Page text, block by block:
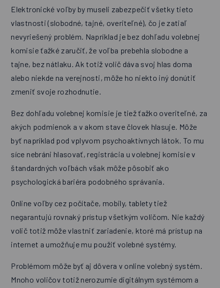
Elektronické voľby by museli zabezpečiť všetky tieto
vlastnosti (slobodné, tajné, overiteľné), čo je zatiaľ
nevyriešený problém. Napríklad je bez dohľadu volebnej
komisie ťažké zaručiť, že voľba prebehla slobodne a
tajne, bez nátlaku. Ak totiž volič dáva svoj hlas doma
alebo niekde na verejnosti, môže ho niekto iný donútiť
zmeniť svoje rozhodnutie.
Bez dohľadu volebnej komisie je tiež ťažko overiteľné, za
akých podmienok a v akom stave človek hlasuje. Môže
byť napríklad pod vplyvom psychoaktívnych látok. To mu
síce nebráni hlasovať, registrácia u volebnej komisie v
štandardných voľbách však môže pôsobiť ako
psychologická bariéra podobného správania.
Online voľby cez počítače, mobily, tablety tiež
negarantujú rovnaký prístup všetkým voličom. Nie každý
volič totiž môže vlastniť zariadenie, ktoré má prístup na
internet a umožňuje mu použiť volebné systémy.
Problémom môže byť aj dôvera v online volebný systém.
Mnoho voličov totiž nerozumie digitálnym systémom a